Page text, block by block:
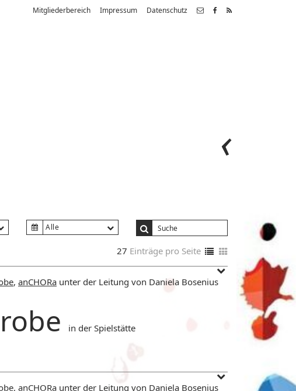
Mitgliederbereich Impressum Datenschutz
Alle
27 Einträge pro Seite
, anCHORa unter der Leitung von Daniela Bosenius
in der Spielstätte
, anCHORa unter der Leitung von Daniela Bosenius